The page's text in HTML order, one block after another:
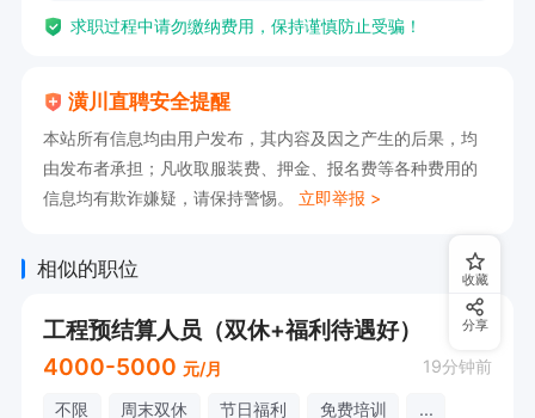
有意向🉑电话沟通，请告知【潢川直聘】看到的😊
求职过程中请勿缴纳费用，保持谨慎防止受骗！
潢川直聘安全提醒
本站所有信息均由用户发布，其内容及因之产生的后果，均
由发布者承担；凡收取服装费、押金、报名费等各种费用的
信息均有欺诈嫌疑，请保持警惕。 立即举报 >
相似的职位
工程预结算人员（双休+福利待遇好）
4000-5000 元/月 19分钟前
不限 周末双休 节日福利 免费培训 ...
收藏
分享